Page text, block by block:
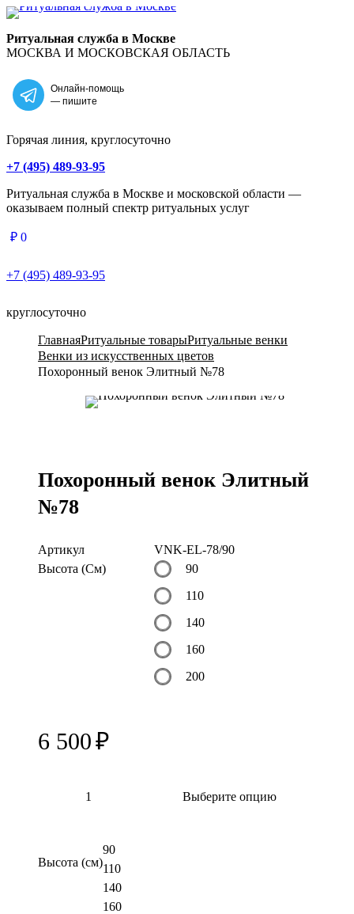
Главная
Ритуальная служба в Москве
МОСКВА И МОСКОВСКАЯ ОБЛАСТЬ
Онлайн-помощь
— пишите
Горячая линия, круглосуточно
+7 (495) 489-93-95
Ритуальная служба в Москве и московской области —
оказываем полный спектр ритуальных услуг
₽ 0
+7 (495) 489-93-95
круглосуточно
ГлавнаяРитуальные товарыРитуальные венки
Венки из искусственных цветов
Похоронный венок Элитный №78
Похоронный венок Элитный
№78
Артикул
VNK-EL-78/90
Высота (См)
90
110
140
160
200
₽
6 500
Выберите опцию
Высота (см)
90
110
140
160